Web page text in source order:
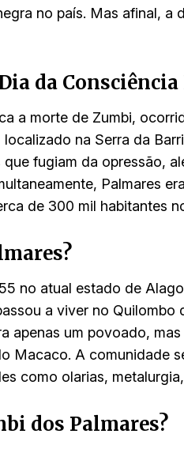
no país. Mas afinal, a
da Consciência
a morte de Zumbi,
na Serra da
fugiam da opressão,
Palmares
de 300 mil habitantes
no atual estado de
a viver no Quilombo
apenas um povoado,
Macaco. A comunidade
como olarias,
dos Palmares?